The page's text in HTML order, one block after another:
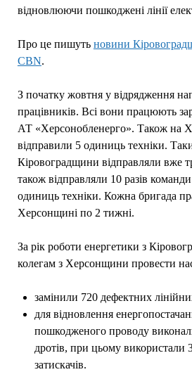
відновлюючи пошкоджені лінії
Про це пишуть новини
CBN.
З початку жовтня у відрядження
працівників. Всі вони працюють
АТ «Херсонобленерго». Також на
відправили 5 одиниць техніки.
Кіровоградщини відправляли вже
також відправляли 10 разів
одиниць техніки. Кожна бригада
Херсонщині по 2 тижні.
За рік роботи енергетики з
колегам з Херсонщини провести
замінили 720 дефектних
для відновлення
пошкодженого проводу
дротів, при цьому використали
затискачів.